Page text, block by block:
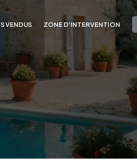
VENDUS ZONE D’INTERVENTION